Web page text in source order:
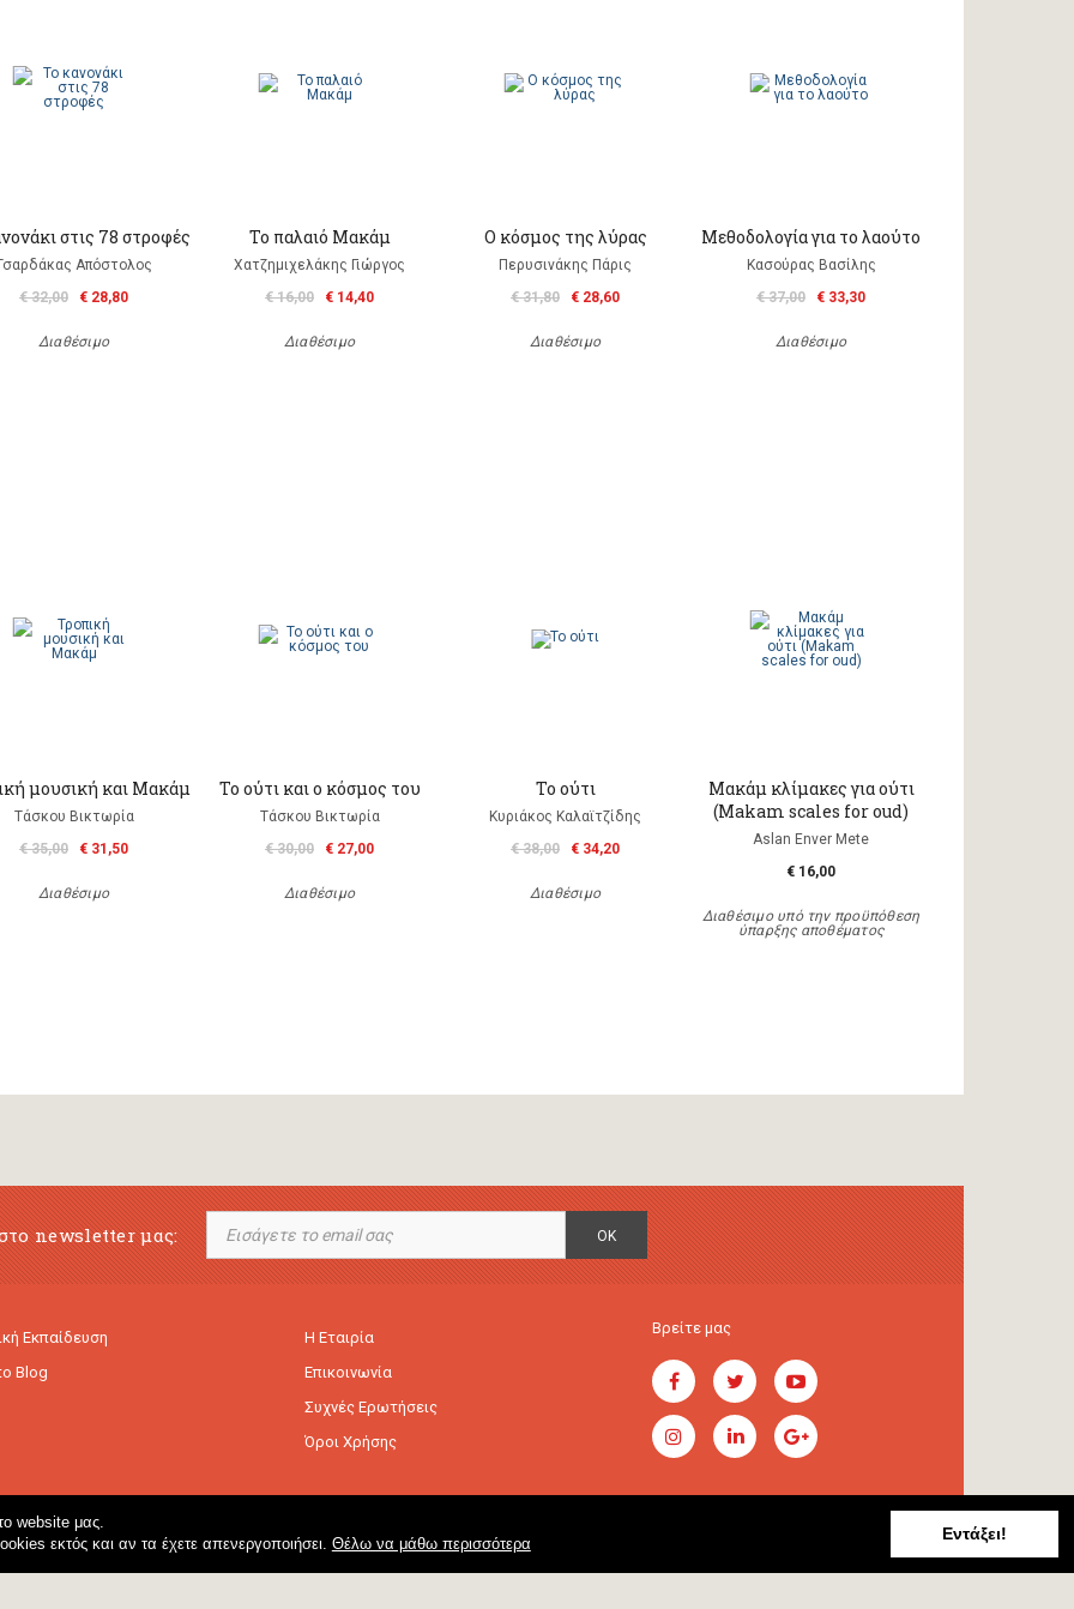
website μας.
εκτός και αν τα έχετε απενεργοποιήσει. Θέλω να μάθω περισσότερα
Εντάξει!
στις 78 στροφές
Απόστολος
€ 32,00
€ 28,80
Διαθέσιμο
Το παλαιό Μακάμ
Χατζημιχελάκης Γιώργος
€ 16,00
€ 14,40
Διαθέσιμο
Ο κόσμος της λύρας
Περυσινάκης Πάρις
€ 31,80
€ 28,60
Διαθέσιμο
Μεθοδολογία για το λαούτο
Κασούρας Βασίλης
€ 37,00
€ 33,30
Διαθέσιμο
μουσική και Μακάμ
Τάσκου Βικτωρία
€ 35,00
€ 31,50
Διαθέσιμο
To ούτι και ο κόσμος του
Τάσκου Βικτωρία
€ 30,00
€ 27,00
Διαθέσιμο
Το ούτι
Κυριάκος Καλαϊτζίδης
€ 38,00
€ 34,20
Διαθέσιμο
Μακάμ κλίμακες για ούτι
(Makam scales for oud)
Aslan Enver Mete
€ 16,00
Διαθέσιμο υπό την προϋπόθεση
ύπαρξης αποθέματος
newsletter μας: OK
Εκπαίδευση
Blog
Η Εταιρία
Επικοινωνία
Συχνές Ερωτήσεις
Όροι Χρήσης
Βρείτε μας
Handcrafted byRADIAL